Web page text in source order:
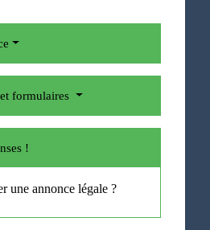
formulaires
!
une annonce légale ?